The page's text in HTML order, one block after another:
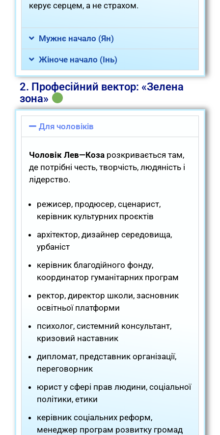
керує серцем, а не страхом.
Мужнє начало (Ян)
Жіноче начало (Інь)
2. Професійний вектор: «Зелена
зона»
Для чоловіків
Чоловік Лев—Коза розкривається там,
де потрібні честь, творчість, людяність і
лідерство.
режисер, продюсер, сценарист,
керівник культурних проєктів
архітектор, дизайнер середовища,
урбаніст
керівник благодійного фонду,
координатор гуманітарних програм
ректор, директор школи, засновник
освітньої платформи
психолог, системний консультант,
кризовий наставник
дипломат, представник організації,
переговорник
юрист у сфері прав людини, соціальної
політики, етики
керівник соціальних реформ,
менеджер програм розвитку громад